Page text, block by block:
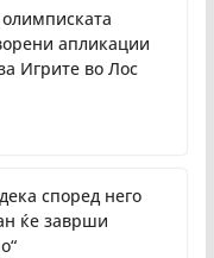
апликации
Игрите во Лос
според него
ќе заврши